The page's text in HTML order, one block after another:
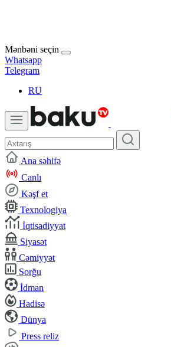
Mənbəni seçin
Whatsapp
Telegram
RU
Ana səhifə
Canlı
Kəşf et
Texnologiya
İqtisadiyyat
Siyasət
Cəmiyyət
Sorğu
İdman
Hadisə
Dünya
Press reliz